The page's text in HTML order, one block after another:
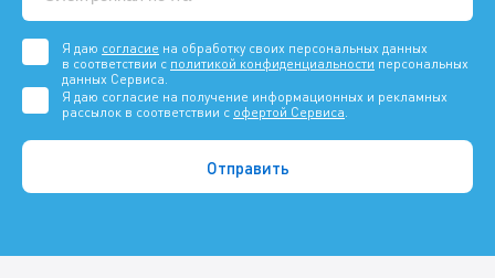
Я даю согласие на обработку своих персональных данных
в соответствии с политикой конфиденциальности персональных
данных Сервиса.
Я даю согласие на получение информационных и рекламных
рассылок в соответствии с офертой Сервиса.